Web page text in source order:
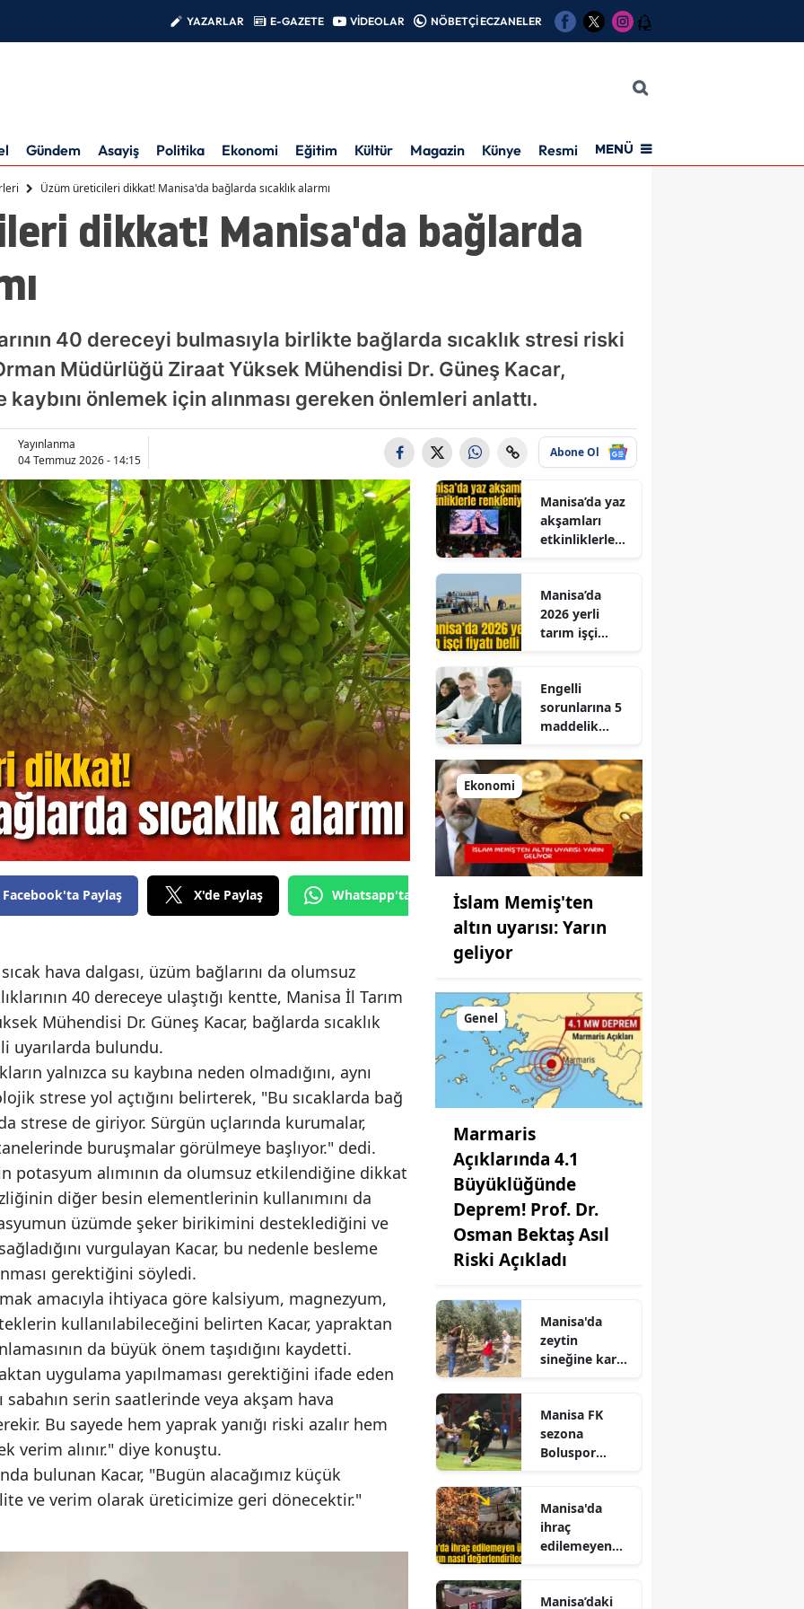
YAZARLAR E-GAZETE VİDEOLAR NÖBETÇİ ECZANELER 12
Gündem Asayiş Politika Ekonomi Eğitim Kültür Magazin Künye Resmi İlanMENÜ
Üzüm üreticileri dikkat! Manisa'da bağlarda sıcaklık alarmı
dikkat! Manisa'da bağlarda
40 dereceyi bulmasıyla birlikte bağlarda sıcaklık stresi riski
Müdürlüğü Ziraat Yüksek Mühendisi Dr. Güneş Kacar,
önlemek için alınması gereken önlemleri anlattı.
Yayınlanma
04 Temmuz 2026 - 14:15
Abone Ol
Facebook'ta Paylaş X'de Paylaş Whatsapp'tan Gönder
hava dalgası, üzüm bağlarını da olumsuz
40 dereceye ulaştığı kentte, Manisa İl Tarım
Mühendisi Dr. Güneş Kacar, bağlarda sıcaklık
uyarılarda bulundu.
yalnızca su kaybına neden olmadığını, aynı
strese yol açtığını belirterek, "Bu sıcaklarda bağ
strese de giriyor. Sürgün uçlarında kurumalar,
buruşmalar görülmeye başlıyor." dedi.
potasyum alımının da olumsuz etkilendiğine dikkat
diğer besin elementlerinin kullanımını da
üzümde şeker birikimini desteklediğini ve
vurgulayan Kacar, bu nedenle besleme
gerektiğini söyledi.
amacıyla ihtiyaca göre kalsiyum, magnezyum,
kullanılabileceğini belirten Kacar, yapraktan
da büyük önem taşıdığını kaydetti.
uygulama yapılmaması gerektiğini ifade eden
sabahın serin saatlerinde veya akşam hava
Bu sayede hem yaprak yanığı riski azalır hem
verim alınır." diye konuştu.
bulunan Kacar, "Bugün alacağımız küçük
ve verim olarak üreticimize geri dönecektir."
Manisa’da yaz
akşamları
etkinliklerle
Manisa’da
2026 yerli
tarım işçi
Engelli
sorunlarına 5
maddelik
reçetesi
Ekonomi
İslam Memiş'ten
altın uyarısı: Yarın
geliyor
Genel
Marmaris
Açıklarında 4.1
Büyüklüğünde
Deprem! Prof. Dr.
Osman Bektaş Asıl
Riski Açıkladı
Manisa'da
zeytin
sineğine karşı
Manisa FK
sezona
Boluspor
Manisa'da
ihraç
edilemeyen
değerlendirile
Manisa’daki